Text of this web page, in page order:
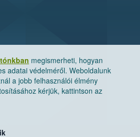
megismerheti, hogyan
adatai védelméről. Weboldalunk
a jobb felhasználói élmény
kérjük, kattintson az